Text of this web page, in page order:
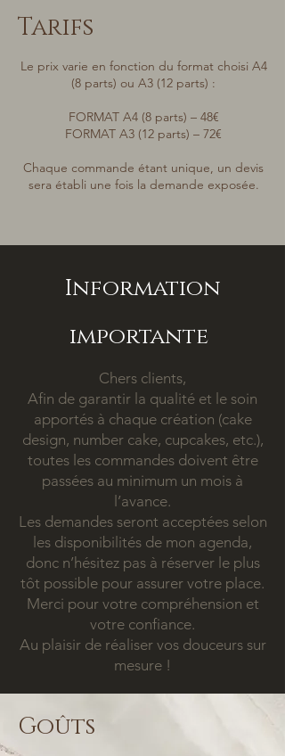
Tarifs
Le prix varie en fonction du format choisi A4
(8 parts) ou A3 (12 parts) :
FORMAT A4 (8 parts) – 48€
FORMAT A3 (12 parts) – 72€
Chaque commande étant unique, un devis
sera établi une fois la demande exposée.
Information
importante
Chers clients,
Afin de garantir la qualité et le soin
apportés à chaque création (cake
design, number cake, cupcakes, etc.),
toutes les commandes doivent être
passées au minimum un mois à
l’avance.
Les demandes seront acceptées selon
les disponibilités de mon agenda,
donc n’hésitez pas à réserver le plus
tôt possible pour assurer votre place.
Merci pour votre compréhension et
votre confiance.
Au plaisir de réaliser vos douceurs sur
mesure !
Goûts